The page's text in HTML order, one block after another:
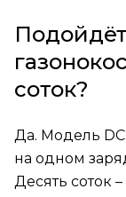
соток?
Да. Модель
на одном
Десять соток